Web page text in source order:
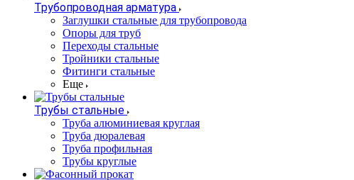
Трубопроводная арматура
Заглушки стальные для трубопровода
Опоры для труб
Переходы стальные
Тройники стальные
Фитинги стальные
Еще
Трубы стальные
Труба алюминиевая круглая
Труба дюралевая
Труба профильная
Трубы круглые